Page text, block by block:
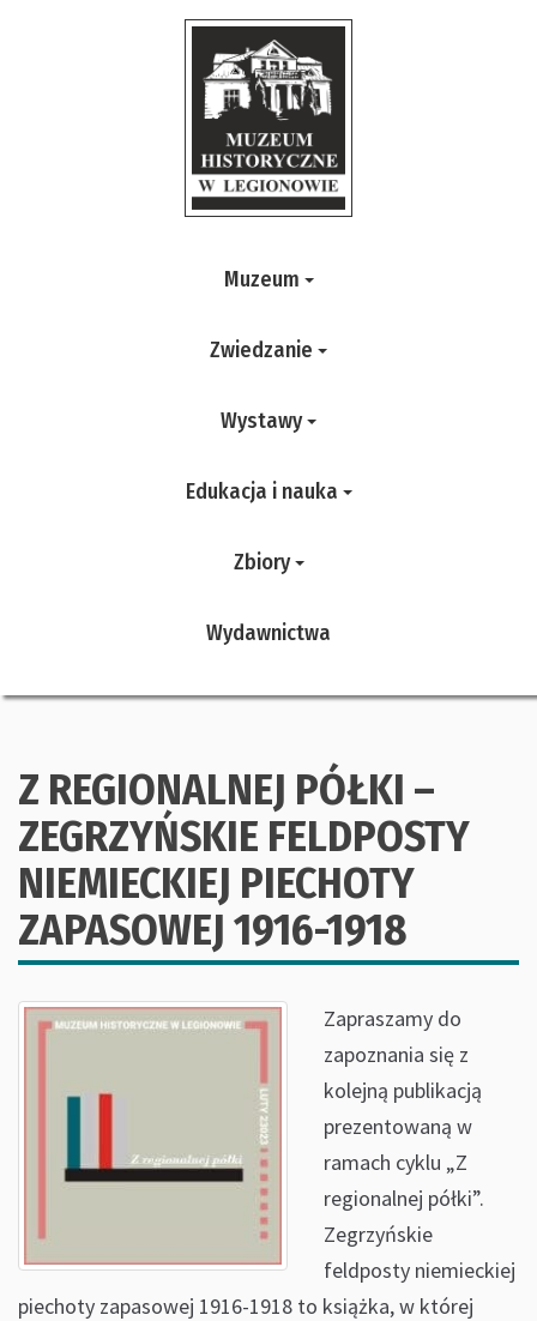
Muzeum
Zwiedzanie
Wystawy
Edukacja i nauka
Zbiory
Wydawnictwa
Z REGIONALNEJ PÓŁKI –
ZEGRZYŃSKIE FELDPOSTY
NIEMIECKIEJ PIECHOTY
ZAPASOWEJ 1916-1918
Zapraszamy do
zapoznania się z
kolejną publikacją
prezentowaną w
ramach cyklu „Z
regionalnej półki”.
Zegrzyńskie
feldposty niemieckiej
piechoty zapasowej 1916-1918 to książka, w której